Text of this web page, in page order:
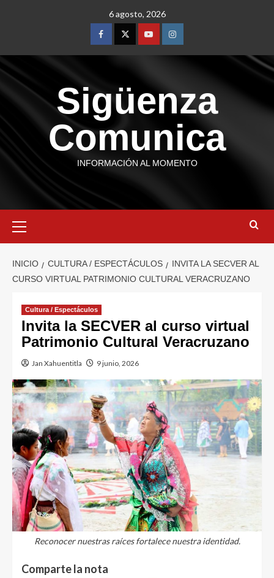
6 agosto, 2026
Sigüenza
Comunica
INFORMACIÓN AL MOMENTO
INICIO CULTURA / ESPECTÁCULOS
INVITA LA SECVER AL
CURSO VIRTUAL PATRIMONIO CULTURAL VERACRUZANO
Cultura / Espectáculos
Invita la SECVER al curso virtual
Patrimonio Cultural Veracruzano
Jan Xahuentitla 9 junio, 2026
Reconocer nuestras raíces fortalece nuestra identidad.
Comparte la nota